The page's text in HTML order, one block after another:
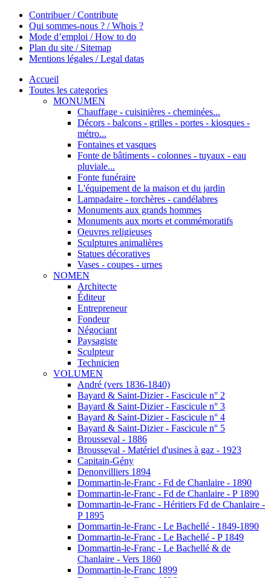
Contribuer / Contribute
Qui sommes-nous ? / Whois ?
Mode d’emploi / How to do
Plan du site / Sitemap
Mentions légales / Legal datas
Accueil
Toutes les categories
MONUMEN
Chauffage - cuisinières - cheminées...
Décors - balcons - grilles - portes - kiosques -
métro...
Fontaines et vasques
Fonte de bâtiments - colonnes - tuyaux - eau
pluviale...
Fonte funéraire
L'équipement de la maison et du jardin
Lampadaire - torchères - candélabres
Monuments aux grands hommes
Monuments aux morts et commémoratifs
Oeuvres religieuses
Sculptures animalières
Statues décoratives
Vases - coupes - urnes
NOMEN
Architecte
Éditeur
Entrepreneur
Fondeur
Négociant
Paysagiste
Sculpteur
Technicien
VOLUMEN
André (vers 1836-1840)
Bayard & Saint-Dizier - Fascicule n° 2
Bayard & Saint-Dizier - Fascicule n° 3
Bayard & Saint-Dizier - Fascicule n° 4
Bayard & Saint-Dizier - Fascicule n° 5
Brousseval - 1886
Brousseval - Matériel d'usines à gaz - 1923
Capitain-Gény
Denonvilliers 1894
Dommartin-le-Franc - Fd de Chanlaire - 1890
Dommartin-le-Franc - Fd de Chanlaire - P 1890
Dommartin-le-Franc - Héritiers Fd de Chanlaire -
P 1895
Dommartin-le-Franc - Le Bachellé - 1849-1890
Dommartin-le-Franc - Le Bachellé - P 1849
Dommartin-le-Franc - Le Bachellé & de
Chanlaire - Vers 1860
Dommartin-le-Franc 1899